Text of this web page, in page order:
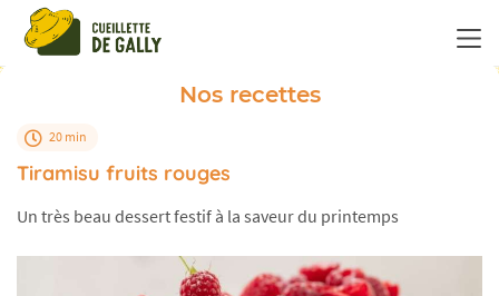
Nos recettes
20 min
Tiramisu fruits rouges
Un très beau dessert festif à la saveur du printemps
Panneau de gestion des cookies